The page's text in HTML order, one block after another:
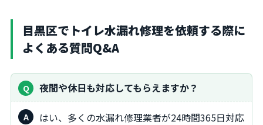
目黒区でトイレ水漏れ修理を依頼する際に
よくある質問Q&A
夜間や休日も対応してもらえますか？
はい、多くの水漏れ修理業者が24時間365日対応